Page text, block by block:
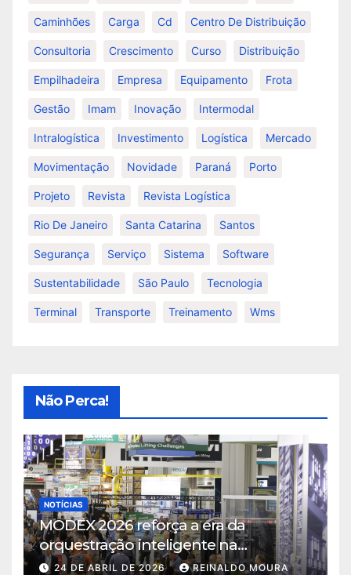
Caminhões Carga Cd Centro De Distribuição
Consultoria Crescimento Curso Distribuição
Empilhadeira Empresa Equipamento Frota
Gestão Imam Inovação Intermodal
Intralogística Investimento Logística Mercado
Movimentação Novidade Paraná Porto
Projeto Revista Revista Logística
Rio De Janeiro Santa Catarina Santos
Segurança Serviço Sistema Software
Sustentabilidade São Paulo Tecnologia
Terminal Transporte Treinamento Wms
Não Perca!
NOTÍCIAS
MODEX 2026 reforça a era da
orquestração inteligente na
intralogística
24 DE ABRIL DE 2026 REINALDO MOURA